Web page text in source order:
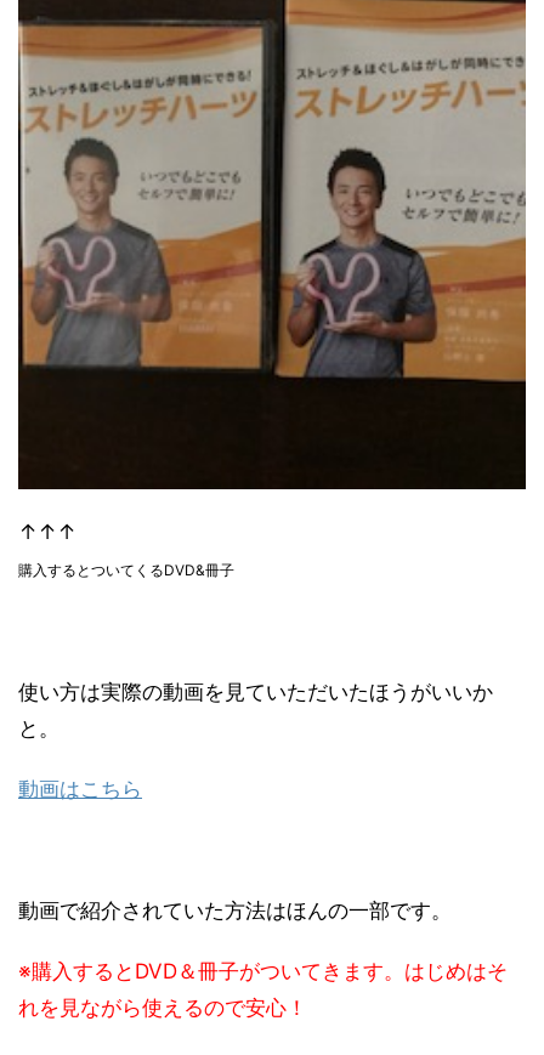
↑↑↑
購入するとついてくるDVD&冊子
使い方は実際の動画を見ていただいたほうがいいか
と。
動画はこちら
動画で紹介されていた方法はほんの一部です。
※購入するとDVD＆冊子がついてきます。はじめはそ
れを見ながら使えるので安心！